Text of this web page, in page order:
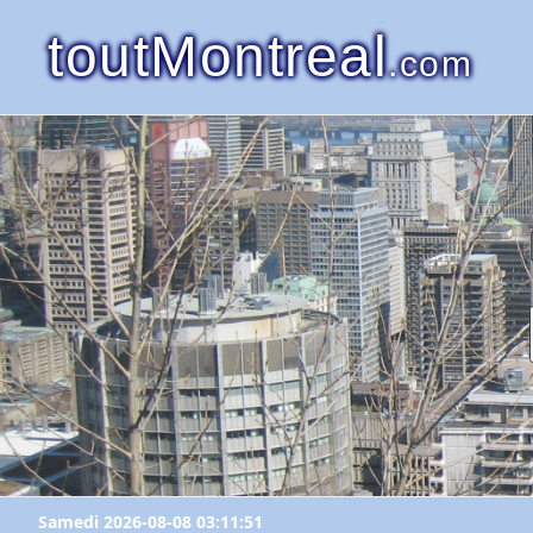
toutMontreal.com
Samedi 2026-08-08 03:11:51